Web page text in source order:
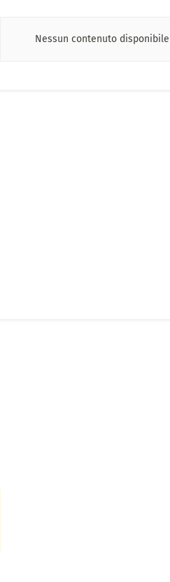
Nessun contenuto disponibile